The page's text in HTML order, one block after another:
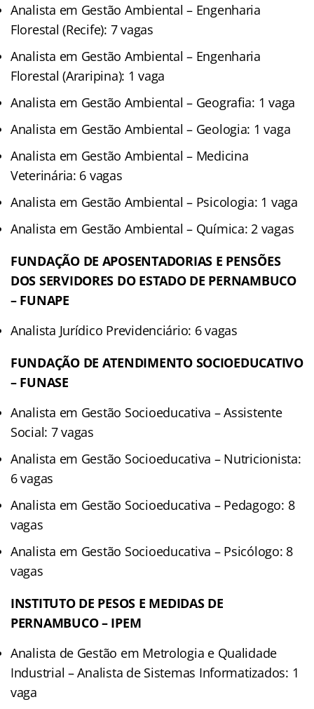
Analista em Gestão Ambiental – Engenharia
Florestal (Recife): 7 vagas
Analista em Gestão Ambiental – Engenharia
Florestal (Araripina): 1 vaga
Analista em Gestão Ambiental – Geografia: 1 vaga
Analista em Gestão Ambiental – Geologia: 1 vaga
Analista em Gestão Ambiental – Medicina
Veterinária: 6 vagas
Analista em Gestão Ambiental – Psicologia: 1 vaga
Analista em Gestão Ambiental – Química: 2 vagas
FUNDAÇÃO DE APOSENTADORIAS E PENSÕES
DOS SERVIDORES DO ESTADO DE PERNAMBUCO
– FUNAPE
Analista Jurídico Previdenciário: 6 vagas
FUNDAÇÃO DE ATENDIMENTO SOCIOEDUCATIVO
– FUNASE
Analista em Gestão Socioeducativa – Assistente
Social: 7 vagas
Analista em Gestão Socioeducativa – Nutricionista:
6 vagas
Analista em Gestão Socioeducativa – Pedagogo: 8
vagas
Analista em Gestão Socioeducativa – Psicólogo: 8
vagas
INSTITUTO DE PESOS E MEDIDAS DE
PERNAMBUCO – IPEM
Analista de Gestão em Metrologia e Qualidade
Industrial – Analista de Sistemas Informatizados: 1
vaga